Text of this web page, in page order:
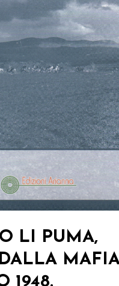
LI PUMA,
1948.